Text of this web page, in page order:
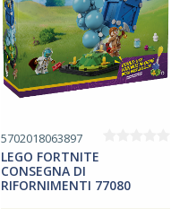
5702018063897
LEGO FORTNITE
CONSEGNA DI
RIFORNIMENTI 77080